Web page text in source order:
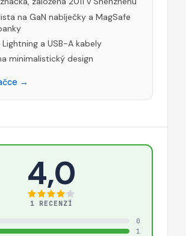
na GaN nabíječky a MagSafe
Lightning a USB-A kabely
minimalistický design
→
4,0
1 RECENZÍ
0
1